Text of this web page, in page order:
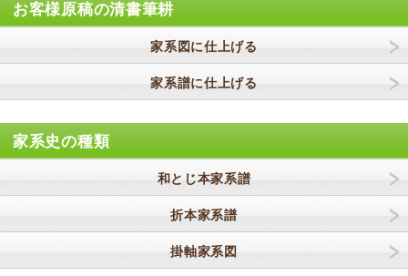
お客様原稿の清書筆耕
家系図に仕上げる
家系譜に仕上げる
家系史の種類
和とじ本家系譜
折本家系譜
掛軸家系図